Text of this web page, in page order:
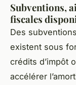
Subventions,
fiscales
Des
existent sous
crédits d’impôt
accélérer